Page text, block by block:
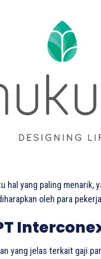
hal yang paling menarik,
oleh para
yang jelas terkait gaji